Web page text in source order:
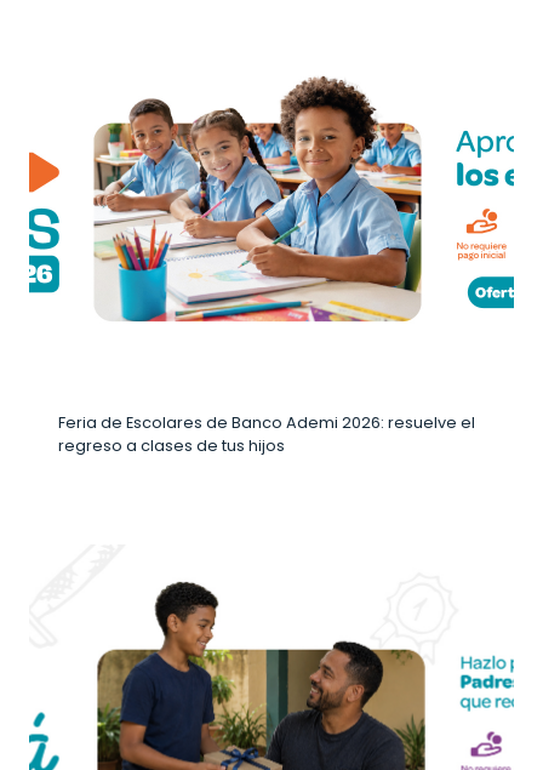
Feria de Escolares de Banco Ademi 2026: resuelve el
regreso a clases de tus hijos